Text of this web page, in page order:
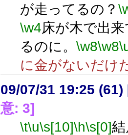
が走ってるの？
\w4床が木で出
るのに。 \w8\w8
に金がないだけ
09/07/31 19:25 (61)
意: 3]
\t\u\s[10]\h\s[0]